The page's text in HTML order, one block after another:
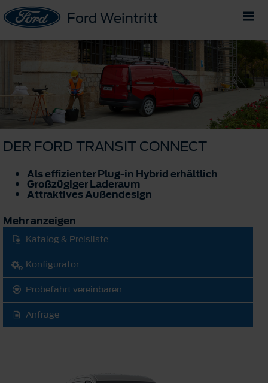
Ford Weintritt
DER FORD TRANSIT CONNECT
Als effizienter Plug-in Hybrid erhältlich
Großzügiger Laderaum
Attraktives Außendesign
Mehr anzeigen
Katalog & Preisliste
Konfigurator
Probefahrt vereinbaren
Anfrage